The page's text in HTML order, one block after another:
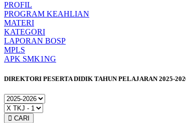
PROFIL
PROGRAM KEAHLIAN
MATERI
KATEGORI
LAPORAN BOSP
MPLS
APK SMK1NG
DIREKTORI PESERTA DIDIK TAHUN PELAJARAN 2025-
Tahun
Pelajaran
Kelas
CARI